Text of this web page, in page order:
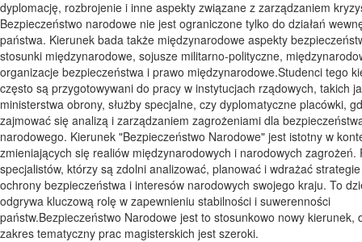
dyplomację, rozbrojenie i inne aspekty związane z zarządzaniem
Bezpieczeństwo narodowe nie jest ograniczone tylko do działań
państwa. Kierunek bada także międzynarodowe aspekty
stosunki międzynarodowe, sojusze militarno-polityczne,
organizacje bezpieczeństwa i prawo międzynarodowe.Studenci tego
często są przygotowywani do pracy w instytucjach rządowych, takich
ministerstwa obrony, służby specjalne, czy dyplomatyczne placówki,
zajmować się analizą i zarządzaniem zagrożeniami dla
narodowego. Kierunek "Bezpieczeństwo Narodowe" jest istotny w
zmieniających się realiów międzynarodowych i narodowych zagrożeń.
specjalistów, którzy są zdolni analizować, planować i wdrażać
ochrony bezpieczeństwa i interesów narodowych swojego kraju. To
odgrywa kluczową rolę w zapewnieniu stabilności i suwerenności
państw.Bezpieczeństwo Narodowe jest to stosunkowo nowy kierunek,
zakres tematyczny prac magisterskich jest szeroki.